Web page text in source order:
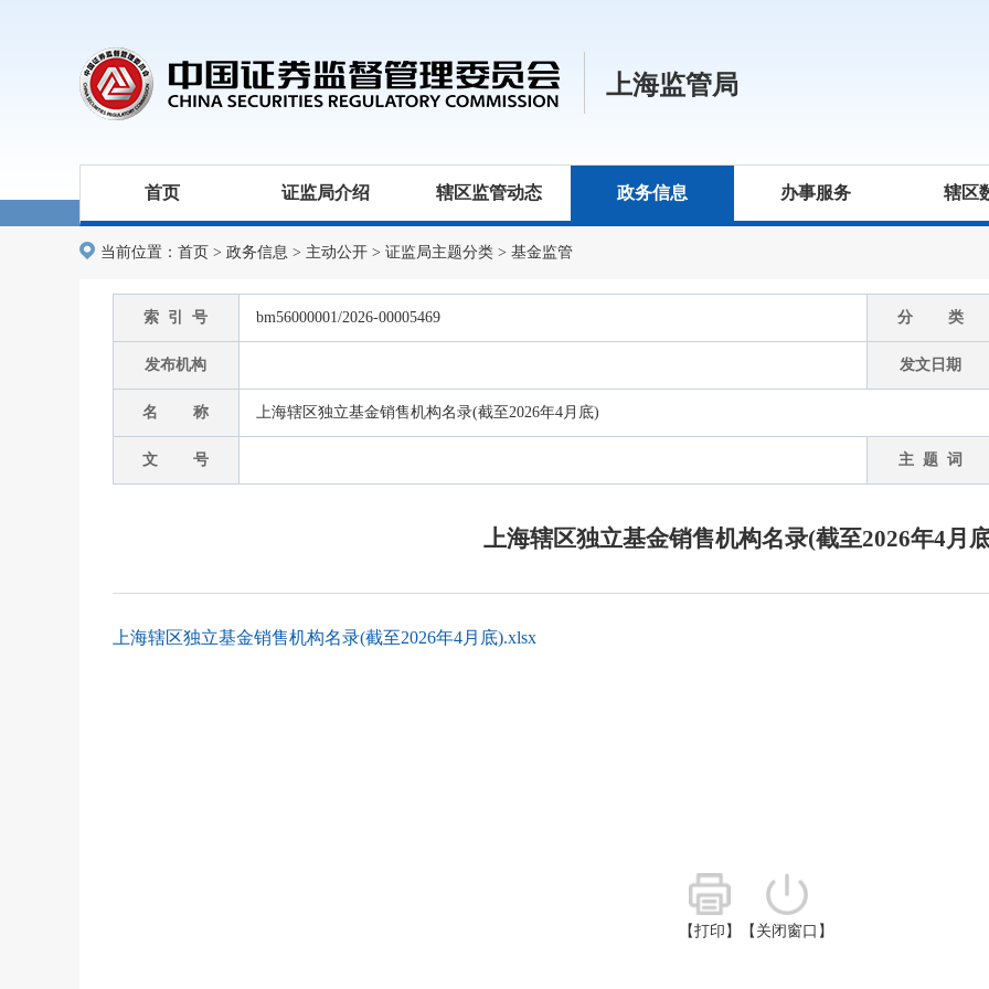
上海监管局
首页 证监局介绍 辖区监管动态 政务信息 办事服务 辖区
当前位置： 首页 > 政务信息 > 主动公开 > 证监局主题分类 > 基金监管
索 引 号 bm56000001/2026-00005469 分 类
发布机构 发文日期
名 称 上海辖区独立基金销售机构名录(截至2026年4月底)
文 号 主 题 词
上海辖区独立基金销售机构名录(截至2026年4月
上海辖区独立基金销售机构名录(截至2026年4月底).xlsx
【打印】 【关闭窗口】